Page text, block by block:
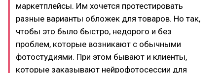
маркетплейсы. Им хочется протестировать
разные варианты обложек для товаров. Но так,
чтобы это было быстро, недорого и без
проблем, которые возникают с обычными
фотостудиями. При этом бывают и клиенты,
которые заказывают нейрофотосессии для